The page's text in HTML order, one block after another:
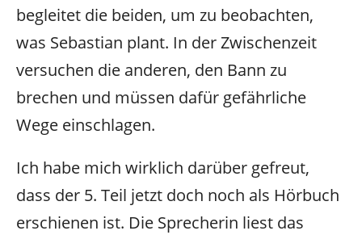
begleitet die beiden, um zu beobachten,
was Sebastian plant. In der Zwischenzeit
versuchen die anderen, den Bann zu
brechen und müssen dafür gefährliche
Wege einschlagen.
Ich habe mich wirklich darüber gefreut,
dass der 5. Teil jetzt doch noch als Hörbuch
erschienen ist. Die Sprecherin liest das